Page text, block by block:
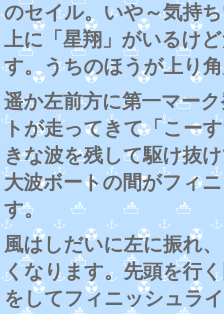
のセイル。いや～気持
上に「星翔」がいるけ
す。うちのほうが上り
遥か左前方に第一マー
トが走ってきて「こー
きな波を残して駆け抜
大波ボートの間がフィ
す。
風はしだいに左に振れ
くなります。先頭を行
をしてフィニッシュラ